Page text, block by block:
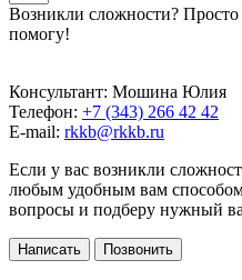
Возникли сложности?
помогу!
Консультант: Мошина Юлия
Телефон: +7 (343) 266 42 42
E-mail: rkkb@rkkb.ru
Если у вас возникли
любым удобным вам
вопросы и подберу нужный
Написать Позвонить